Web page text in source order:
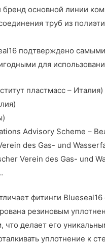
бренд основной линии
труб из
подтверждено
для
пластмасс – Италия)
Advisory Scheme –
des Gas- und
Verein des Gas- und
фитинги
резиновым
что делает его
уплотнение к